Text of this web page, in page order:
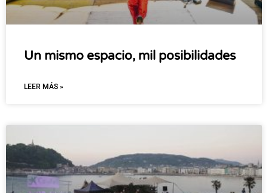
Un mismo espacio, mil posibilidades
LEER MÁS »